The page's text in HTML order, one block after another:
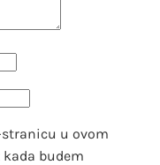
u ovom
budem